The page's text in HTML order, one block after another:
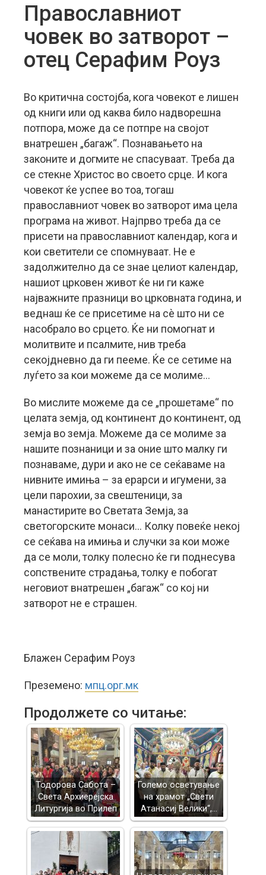
Православниот
човек во затворот –
отец Серафим Роуз
Во критична состојба, кога човекот е лишен
од книги или од каква било надворешна
потпора, може да се потпре на својот
внатрешен „багаж“. Познавањето на
законите и догмите не спасуваат. Треба да
се стекне Христос во своето срце. И кога
човекот ќе успее во тоа, тогаш
православниот човек во затворот има цела
програма на живот. Најпрво треба да се
присети на православниот календар, кога и
кои светители се спомнуваат. Не е
задолжително да се знае целиот календар,
нашиот црковен живот ќе ни ги каже
најважните празници во црковната година, и
веднаш ќе се присетиме на сѐ што ни се
насобрало во срцето. Ќе ни помогнат и
молитвите и псалмите, нив треба
секојдневно да ги пееме. Ќе се сетиме на
луѓето за кои можеме да се молиме…
Во мислите можеме да се „прошетаме“ по
целата земја, од континент до континент, од
земја во земја. Можеме да се молиме за
нашите познаници и за оние што малку ги
познаваме, дури и ако не се сеќаваме на
нивните имиња – за ерарси и игумени, за
цели парохии, за свештеници, за
манастирите во Светата Земја, за
светогорските монаси… Колку повеќе некој
се сеќава на имиња и случки за кои може
да се моли, толку полесно ќе ги поднесува
сопствените страдања, толку е побогат
неговиот внатрешен „багаж“ со кој ни
затворот не е страшен.
Блажен Серафим Роуз
Преземено: мпц.орг.мк
Продолжете со читање:
Тодорова Сабота –
Света Архиерејска
Литургија во Прилеп
Големо осветување
на храмот „Свети
Атанасиј Велики“,…